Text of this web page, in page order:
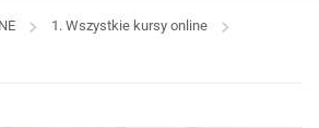
1. Wszystkie kursy online